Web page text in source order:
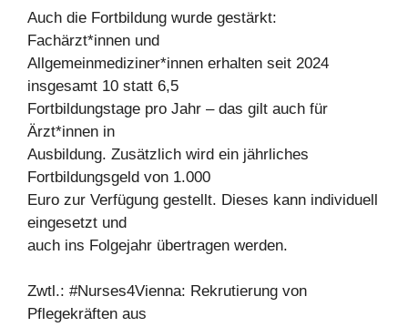
Auch die Fortbildung wurde gestärkt:
Fachärzt*innen und
Allgemeinmediziner*innen erhalten seit 2024
insgesamt 10 statt 6,5
Fortbildungstage pro Jahr – das gilt auch für
Ärzt*innen in
Ausbildung. Zusätzlich wird ein jährliches
Fortbildungsgeld von 1.000
Euro zur Verfügung gestellt. Dieses kann individuell
eingesetzt und
auch ins Folgejahr übertragen werden.
Zwtl.: #Nurses4Vienna: Rekrutierung von
Pflegekräften aus